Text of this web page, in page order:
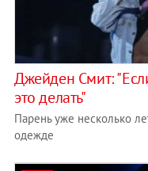
Джейден Смит:
это делать"
Парень уже несколько
одежде